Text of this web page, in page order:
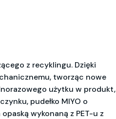
z recyklingu. Dzięki
tworząc nowe
użytku w produkt,
pudełko MIYO o
wykonaną z PET-u z